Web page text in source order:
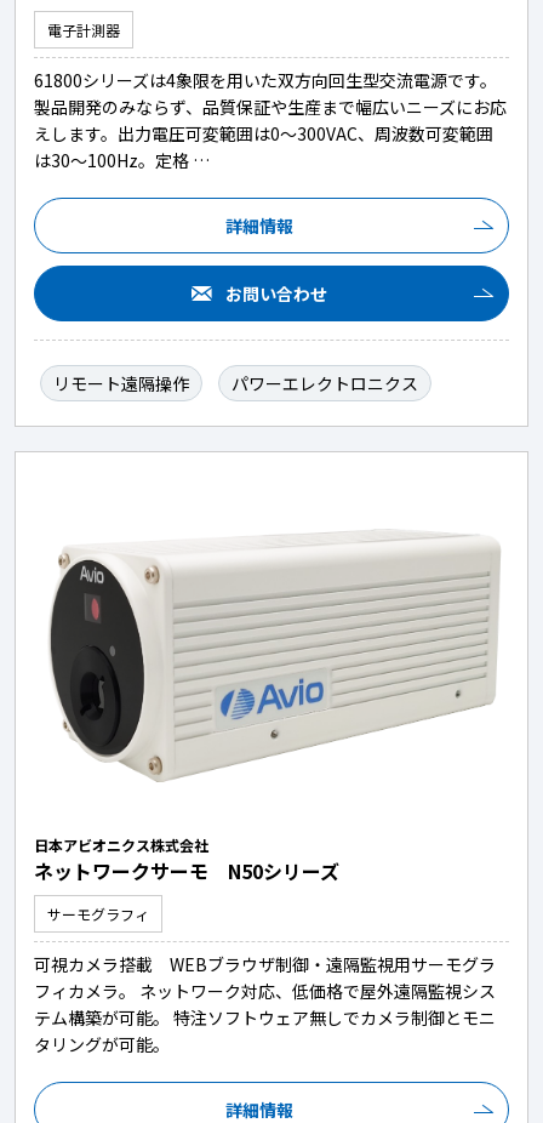
電子計測器
61800シリーズは4象限を用いた双方向回生型交流電源です。
製品開発のみならず、品質保証や生産まで幅広いニーズにお応
えします。出力電圧可変範囲は0～300VAC、周波数可変範囲
は30～100Hz。定格 …
詳細情報
お問い合わせ
リモート遠隔操作 パワーエレクトロニクス
日本アビオニクス株式会社
ネットワークサーモ N50シリーズ
サーモグラフィ
可視カメラ搭載 WEBブラウザ制御・遠隔監視用サーモグラ
フィカメラ。 ネットワーク対応、低価格で屋外遠隔監視シス
テム構築が可能。 特注ソフトウェア無しでカメラ制御とモニ
タリングが可能。
詳細情報